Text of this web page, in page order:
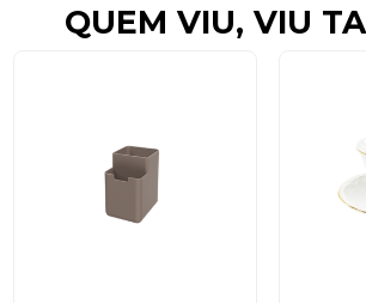
QUEM VIU, VIU